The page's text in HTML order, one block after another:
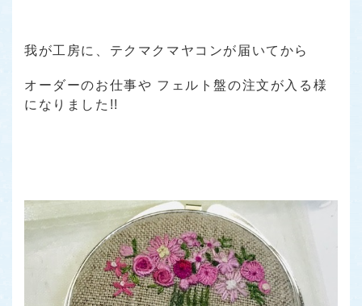
我が工房に、テクマクマヤコンが届いてから
オーダーのお仕事や フェルト盤の注文が入る様
になりました!!